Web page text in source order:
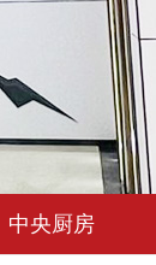
中央厨房